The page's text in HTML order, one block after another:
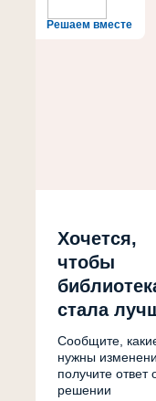
Решаем вместе
Хочется,
чтобы
стала
Сообщите,
нужны
получите ответ
решении